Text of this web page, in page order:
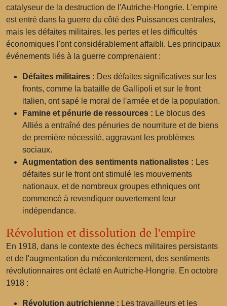
catalyseur de la destruction de l'Autriche-Hongrie. L'empire
est entré dans la guerre du côté des Puissances centrales,
mais les défaites militaires, les pertes et les difficultés
économiques l'ont considérablement affaibli. Les principaux
événements liés à la guerre comprenaient :
Défaites militaires : Des défaites significatives sur les
fronts, comme la bataille de Gallipoli et sur le front
italien, ont sapé le moral de l'armée et de la population.
Famine et pénurie de ressources : Le blocus des
Alliés a entraîné des pénuries de nourriture et de biens
de première nécessité, aggravant les problèmes
sociaux.
Augmentation des sentiments nationalistes : Les
défaites sur le front ont stimulé les mouvements
nationaux, et de nombreux groupes ethniques ont
commencé à revendiquer ouvertement leur
indépendance.
Révolution et dissolution de l'empire
En 1918, dans le contexte des échecs militaires persistants
et de l'augmentation du mécontentement, des sentiments
révolutionnaires ont éclaté en Autriche-Hongrie. En octobre
1918 :
Révolution autrichienne : Les travailleurs et les